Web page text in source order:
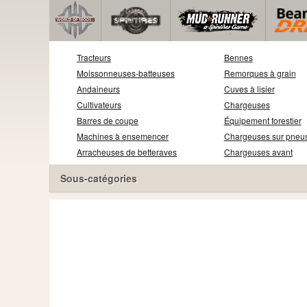
Tracteurs
Moissonneuses-batteuses
Andaineurs
Cultivateurs
Barres de coupe
Machines à ensemencer
Arracheuses de betteraves
Bennes
Remorques à grain
Cuves à lisier
Chargeuses
Équipement forestier
Chargeuses sur
Chargeuses avant
Sous-catégories